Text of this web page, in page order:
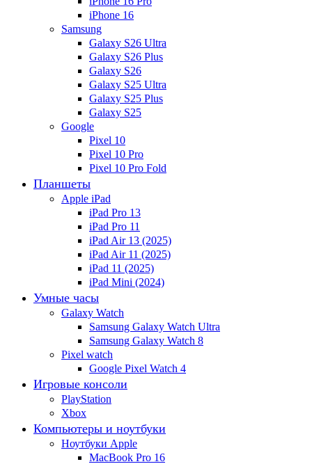
iPhone 16
Samsung
Galaxy S26 Ultra
Galaxy S26 Plus
Galaxy S26
Galaxy S25 Ultra
Galaxy S25 Plus
Galaxy S25
Google
Pixel 10
Pixel 10 Pro
Pixel 10 Pro Fold
Планшеты
Apple iPad
iPad Pro 13
iPad Pro 11
iPad Air 13 (2025)
iPad Air 11 (2025)
iPad 11 (2025)
iPad Mini (2024)
Умные часы
Galaxy Watch
Samsung Galaxy Watch Ultra
Samsung Galaxy Watch 8
Pixel watch
Google Pixel Watch 4
Игровые консоли
PlayStation
Xbox
Компьютеры и ноутбуки
Ноутбуки Apple
MacBook Pro 16